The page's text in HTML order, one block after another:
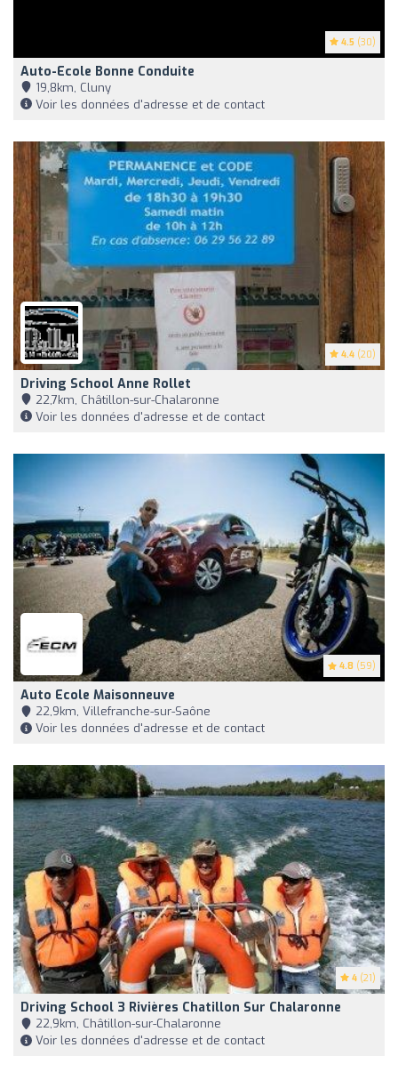
4.5 (30)
Auto-Ecole Bonne Conduite
19,8km, Cluny
Voir les données d'adresse et de contact
4.4 (20)
Driving School Anne Rollet
22,7km, Châtillon-sur-Chalaronne
Voir les données d'adresse et de contact
4.8 (59)
Auto Ecole Maisonneuve
22,9km, Villefranche-sur-Saône
Voir les données d'adresse et de contact
4 (21)
Driving School 3 Rivières Chatillon Sur Chalaronne
22,9km, Châtillon-sur-Chalaronne
Voir les données d'adresse et de contact